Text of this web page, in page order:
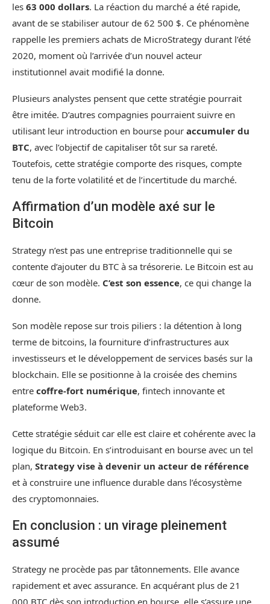
les 63 000 dollars. La réaction du marché a été rapide,
avant de se stabiliser autour de 62 500 $. Ce phénomène
rappelle les premiers achats de MicroStrategy durant l’été
2020, moment où l’arrivée d’un nouvel acteur
institutionnel avait modifié la donne.
Plusieurs analystes pensent que cette stratégie pourrait
être imitée. D’autres compagnies pourraient suivre en
utilisant leur introduction en bourse pour accumuler du
BTC, avec l’objectif de capitaliser tôt sur sa rareté.
Toutefois, cette stratégie comporte des risques, compte
tenu de la forte volatilité et de l’incertitude du marché.
Affirmation d’un modèle axé sur le
Bitcoin
Strategy n’est pas une entreprise traditionnelle qui se
contente d’ajouter du BTC à sa trésorerie. Le Bitcoin est au
cœur de son modèle. C’est son essence, ce qui change la
donne.
Son modèle repose sur trois piliers : la détention à long
terme de bitcoins, la fourniture d’infrastructures aux
investisseurs et le développement de services basés sur la
blockchain. Elle se positionne à la croisée des chemins
entre coffre-fort numérique, fintech innovante et
plateforme Web3.
Cette stratégie séduit car elle est claire et cohérente avec la
logique du Bitcoin. En s’introduisant en bourse avec un tel
plan, Strategy vise à devenir un acteur de référence
et à construire une influence durable dans l’écosystème
des cryptomonnaies.
En conclusion : un virage pleinement
assumé
Strategy ne procède pas par tâtonnements. Elle avance
rapidement et avec assurance. En acquérant plus de 21